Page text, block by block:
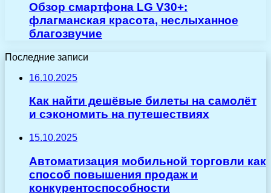
Обзор смартфона LG V30+:
флагманская красота, неслыханное
благозвучие
Последние записи
16.10.2025
Как найти дешёвые билеты на самолёт
и сэкономить на путешествиях
15.10.2025
Автоматизация мобильной торговли как
способ повышения продаж и
конкурентоспособности